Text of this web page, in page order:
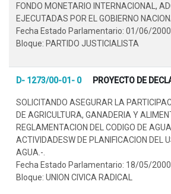
FONDO MONETARIO INTERNACIONAL,
EJECUTADAS POR EL GOBIERNO
Fecha Estado Parlamentario: 01/06/2000
Bloque: PARTIDO JUSTICIALISTA
D- 1273/00-01- 0 PROYECTO DE
SOLICITANDO ASEGURAR LA
DE AGRICULTURA, GANADERIA Y
REGLAMENTACION DEL CODIGO DE
ACTIVIDADESW DE PLANIFICACION DEL
AGUA.-.
Fecha Estado Parlamentario: 18/05/2000
Bloque: UNION CIVICA RADICAL